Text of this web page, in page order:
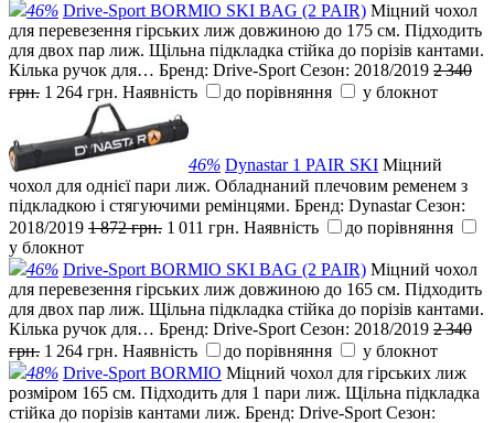
46% Drive-Sport BORMIO SKI BAG (2 PAIR) Міцний чохол
для перевезення гірських лиж довжиною до 175 см. Підходить
для двох пар лиж. Щільна підкладка стійка до порізів кантами.
Кілька ручок для… Бренд: Drive-Sport Сезон: 2018/2019 2 340
грн. 1 264 грн. Наявність до порівняння у блокнот
46% Dynastar 1 PAIR SKI Міцний
чохол для однієї пари лиж. Обладнаний плечовим ременем з
підкладкою і стягуючими ремінцями. Бренд: Dynastar Сезон:
2018/2019 1 872 грн. 1 011 грн. Наявність
до порівняння
у блокнот
46% Drive-Sport BORMIO SKI BAG (2 PAIR) Міцний чохол
для перевезення гірських лиж довжиною до 165 см. Підходить
для двох пар лиж. Щільна підкладка стійка до порізів кантами.
Кілька ручок для… Бренд: Drive-Sport Сезон: 2018/2019 2 340
грн. 1 264 грн. Наявність до порівняння
у блокнот
48% Drive-Sport BORMIO Міцний чохол для гірських лиж
розміром 165 см. Підходить для 1 пари лиж. Щільна підкладка
стійка до порізів кантами лиж. Бренд: Drive-Sport Сезон: